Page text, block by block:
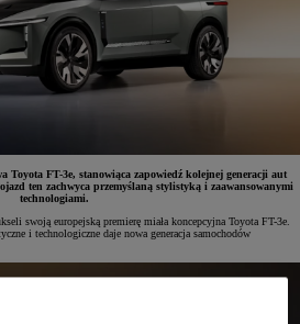
Toyota FT-3e, stanowiąca zapowiedź kolejnej generacji aut
ten zachwyca przemyślaną stylistyką i zaawansowanymi
technologiami.
swoją europejską premierę miała koncepcyjna Toyota FT-3e.
i technologiczne daje nowa generacja samochodów